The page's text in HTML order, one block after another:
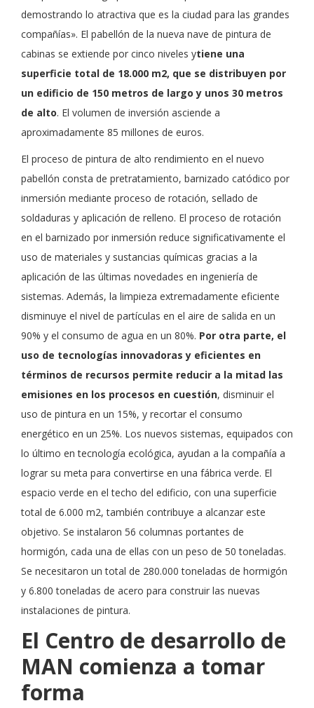
demostrando lo atractiva que es la ciudad para las grandes
compañías». El pabellón de la nueva nave de pintura de
cabinas se extiende por cinco niveles ytiene una
superficie total de 18.000 m2, que se distribuyen por
un edificio de 150 metros de largo y unos 30 metros
de alto. El volumen de inversión asciende a
aproximadamente 85 millones de euros.
El proceso de pintura de alto rendimiento en el nuevo
pabellón consta de pretratamiento, barnizado catódico por
inmersión mediante proceso de rotación, sellado de
soldaduras y aplicación de relleno. El proceso de rotación
en el barnizado por inmersión reduce significativamente el
uso de materiales y sustancias químicas gracias a la
aplicación de las últimas novedades en ingeniería de
sistemas. Además, la limpieza extremadamente eficiente
disminuye el nivel de partículas en el aire de salida en un
90% y el consumo de agua en un 80%. Por otra parte, el
uso de tecnologías innovadoras y eficientes en
términos de recursos permite reducir a la mitad las
emisiones en los procesos en cuestión, disminuir el
uso de pintura en un 15%, y recortar el consumo
energético en un 25%. Los nuevos sistemas, equipados con
lo último en tecnología ecológica, ayudan a la compañía a
lograr su meta para convertirse en una fábrica verde. El
espacio verde en el techo del edificio, con una superficie
total de 6.000 m2, también contribuye a alcanzar este
objetivo. Se instalaron 56 columnas portantes de
hormigón, cada una de ellas con un peso de 50 toneladas.
Se necesitaron un total de 280.000 toneladas de hormigón
y 6.800 toneladas de acero para construir las nuevas
instalaciones de pintura.
El Centro de desarrollo de
MAN comienza a tomar
forma